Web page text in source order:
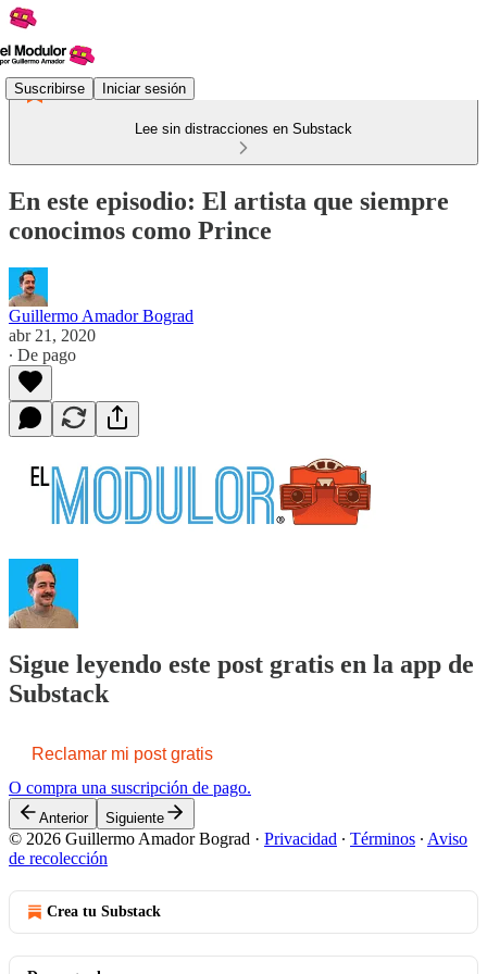
Suscribirse Iniciar sesión
Lee sin distracciones en Substack
En este episodio: El artista que siempre
conocimos como Prince
Guillermo Amador Bograd
abr 21, 2020
∙ De pago
Sigue leyendo este post gratis en la app de
Substack
Reclamar mi post gratis
O compra una suscripción de pago.
Anterior Siguiente
© 2026 Guillermo Amador Bograd · Privacidad ∙ Términos ∙ Aviso
de recolección
Crea tu Substack